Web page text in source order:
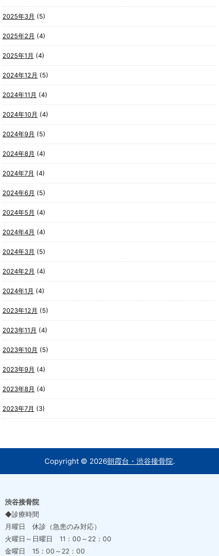
2025年3月 (5)
2025年2月 (4)
2025年1月 (4)
2024年12月 (5)
2024年11月 (4)
2024年10月 (4)
2024年9月 (5)
2024年8月 (4)
2024年7月 (4)
2024年6月 (5)
2024年5月 (4)
2024年4月 (4)
2024年3月 (5)
2024年2月 (4)
2024年1月 (4)
2023年12月 (5)
2023年11月 (4)
2023年10月 (5)
2023年9月 (4)
2023年8月 (4)
2023年7月 (3)
Copyright © 2026朝霞台・渋谷接骨院.
渋谷接骨院
◆診療時間
月曜日 休診（急患のみ対応）
火曜日～日曜日 11：00～22：00
金曜日 15：00～22：00